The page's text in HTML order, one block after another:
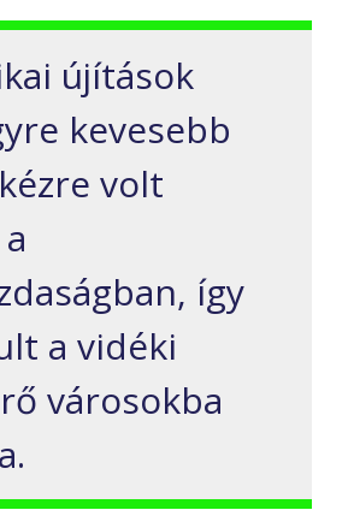
újítások
kevesebb
volt
így
a vidéki
városokba